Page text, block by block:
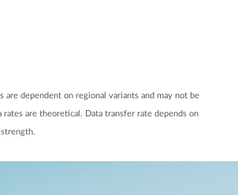
are dependent on regional variants and may not be
rates are theoretical. Data transfer rate depends on